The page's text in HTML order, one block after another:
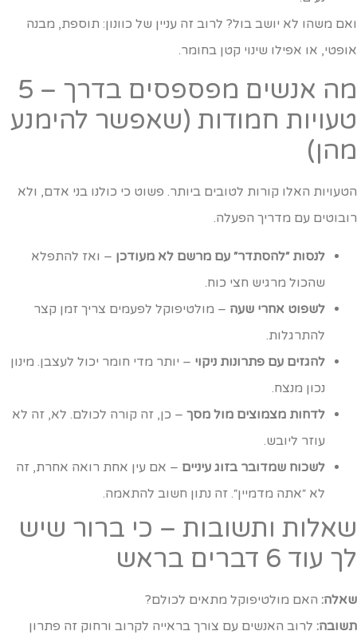
משהו לא יושב בול? לרוב זה עניין של כוונון: תוספת, מבנה
או אפילו שינוי קטן בחומר.
מה אנשים מפספסים בדרך – 5
חמודות (שאפשר להימנע
האלו קורות לטובים ביותר. פשוט כי כולנו בני אדם, ולא
עם מדריך הפעלה.
לנסות ״להסתדר״ עם מרשם לא מעודכן– ואז להתפלא
שהכול מרגיש חצי כוח.
לשפוט אחרי שעה– מולטיפוקל לפעמים צריך זמן קצר
להתרגלות.
להגזים עם פתרונות ניקוי– יותר מדי חומר יכול לעצבן. מינון
נכון מנצח.
לדחות מצמוצים מול מסך– כן, זה קורה לכולם. לא, זה לא
עוזר ליובש.
לשכוח שמדובר בזוג עיניים– אם עין אחת רואה אחרת, זה
לא ״אתה מדמיין״. זה נתון חשוב להתאמה.
ותשובות – כי ברור שיש
עוד 6 דברים בראש
האם מולטיפוקל מתאים לכולם?
לרוב האנשים עם צורך בראייה לקרוב ורחוק זה פתרון